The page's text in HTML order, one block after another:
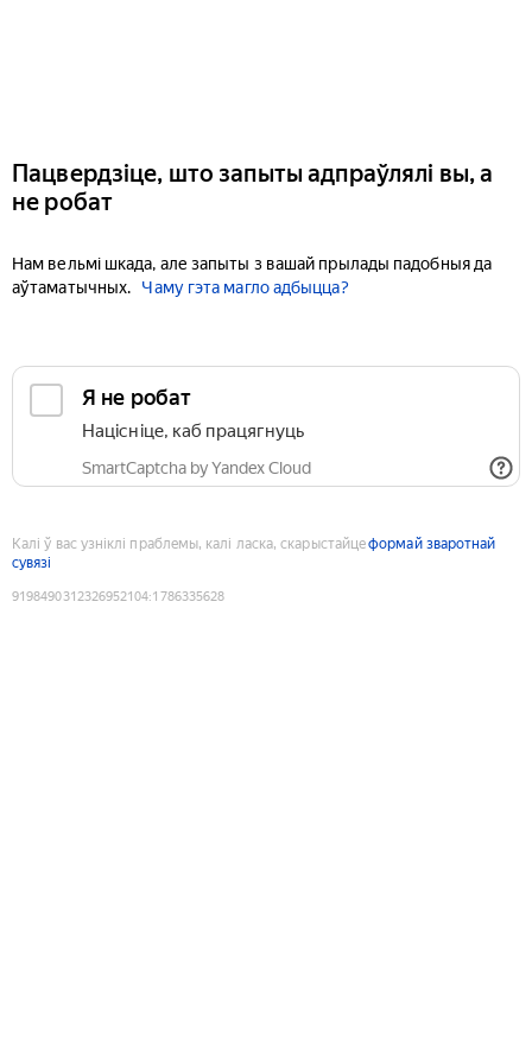
Пацвердзіце, што запыты адпраўлялі вы, а
не робат
Нам вельмі шкада, але запыты з вашай прылады падобныя да
аўтаматычных.
Чаму гэта магло адбыцца?
Я не робат
Націсніце, каб працягнуць
SmartCaptcha by Yandex Cloud
Калі ў вас узніклі праблемы, калі ласка, скарыстайцеформай зваротнай
сувязі
9198490312326952104:1786335628